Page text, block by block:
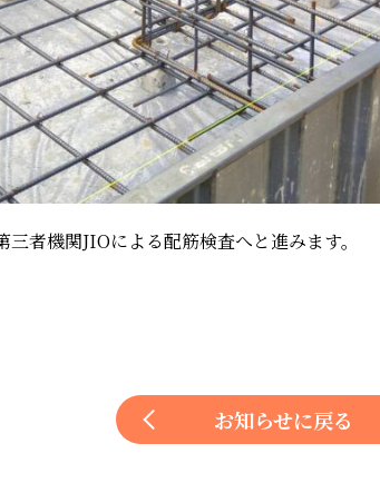
者機関JIOによる配筋検査へと進みます。
お知らせに戻る